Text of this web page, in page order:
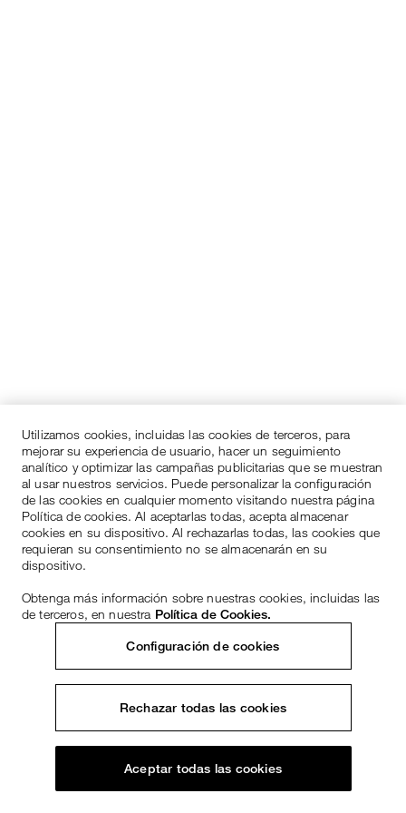
Utilizamos cookies, incluidas las cookies de terceros, para
mejorar su experiencia de usuario, hacer un seguimiento
analítico y optimizar las campañas publicitarias que se muestran
al usar nuestros servicios. Puede personalizar la configuración
de las cookies en cualquier momento visitando nuestra página
Política de cookies. Al aceptarlas todas, acepta almacenar
cookies en su dispositivo. Al rechazarlas todas, las cookies que
requieran su consentimiento no se almacenarán en su
dispositivo.
Obtenga más información sobre nuestras cookies, incluidas las
de terceros, en nuestra Política de Cookies.
Configuración de cookies
Rechazar todas las cookies
Aceptar todas las cookies